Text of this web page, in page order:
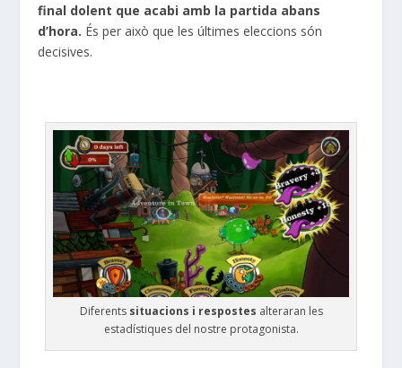
final dolent que acabi amb la partida abans
d’hora. És per això que les últimes eleccions són
decisives.
Diferents situacions i respostes alteraran les
estadístiques del nostre protagonista.